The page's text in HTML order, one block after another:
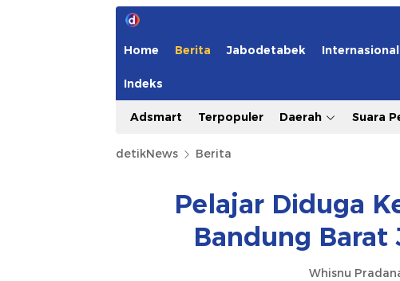
Home Berita Jabodetabek Internasional
Indeks
Adsmart Terpopuler Daerah Suara
detikNews Berita
Pelajar Diduga
Bandung Barat
Whisnu